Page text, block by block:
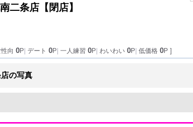
二条店 【閉店】
向 0P デート 0P 一人練習 0P わいわい 0P 低価格 0P ]
の写真